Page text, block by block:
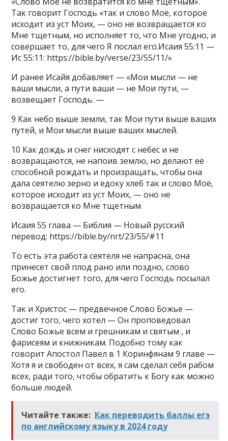
Так говорит Господь «так и слово Моё, которое
исходит из уст Моих, — оно не возвращается ко
Мне тщетным, но исполняет то, что Мне угодно, и
совершает то, для чего Я послал его.Исаия 55:11 —
Ис 55:11: https://bible.by/verse/23/55/11/»
И ранее Исайя добавляет — «Мои мысли — не
ваши мысли, а пути ваши — не Мои пути, —
возвещает Господь. —
9 Как небо выше земли, так Мои пути выше ваших
путей, и Мои мысли выше ваших мыслей.
10 Как дождь и снег нисходят с небес и не
возвращаются, не напоив землю, но делают её
способной рождать и произращать, чтобы она
дала сеятелю зерно и едоку хлеб так и слово Моё,
которое исходит из уст Моих, — оно не
возвращается ко Мне тщетным
Исаия 55 глава — Библия — Новый русский
перевод: https://bible.by/nrt/23/55/#11
То есть эта работа сеятеля не напрасна, она
принесет свой плод рано или поздно, слово
Божье достигнет того, для чего Господь посылал
его.
Так и Христос — предвечное Слово Божье —
достиг того, чего хотел — Он проповедовал
Слово Божье всем и грешникам и святым , и
фарисеям и книжникам. Подобно тому как
говорит Апостол Павел в 1 Коринфянам 9 главе —
Хотя я и свободен от всех, я сам сделал себя рабом
всех, ради того, чтобы обратить к Богу как можно
больше людей.
Читайте также: Как переводить баллы егэ
по английскому языку в 2024 году